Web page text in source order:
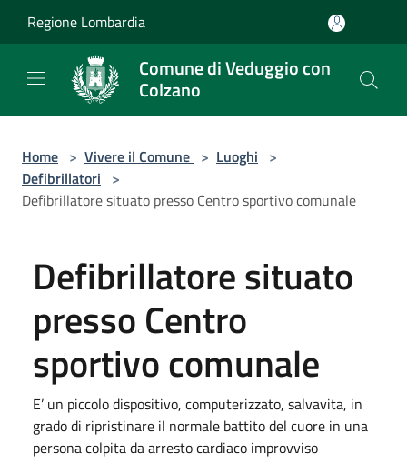
Regione Lombardia
Comune di Veduggio con
Colzano
Home > Vivere il Comune > Luoghi >
Defibrillatori >
Defibrillatore situato presso Centro sportivo comunale
Defibrillatore situato
presso Centro
sportivo comunale
E’ un piccolo dispositivo, computerizzato, salvavita, in
grado di ripristinare il normale battito del cuore in una
persona colpita da arresto cardiaco improvviso